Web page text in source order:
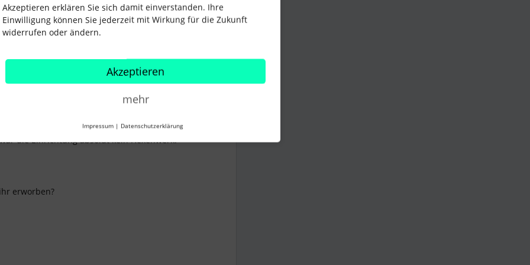
Forum|Forum|10 months ago
zu arbeiten. Letztlich haben wir uns jedoch für
die sich ganz einfach mit Personio
für die Terminals an, zusätzliche Kosten an
die Einrichtung absolut kein Hexenwerk.
erworben?
Akzeptieren erklären Sie sich damit einverstanden. Ihre
Einwilligung können Sie jederzeit mit Wirkung für die Zukunft
widerrufen oder ändern.
Akzeptieren
mehr
Impressum | Datenschutzerklärung